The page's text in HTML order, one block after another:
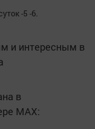
-5 -6.
и интересным в
в
MАХ: